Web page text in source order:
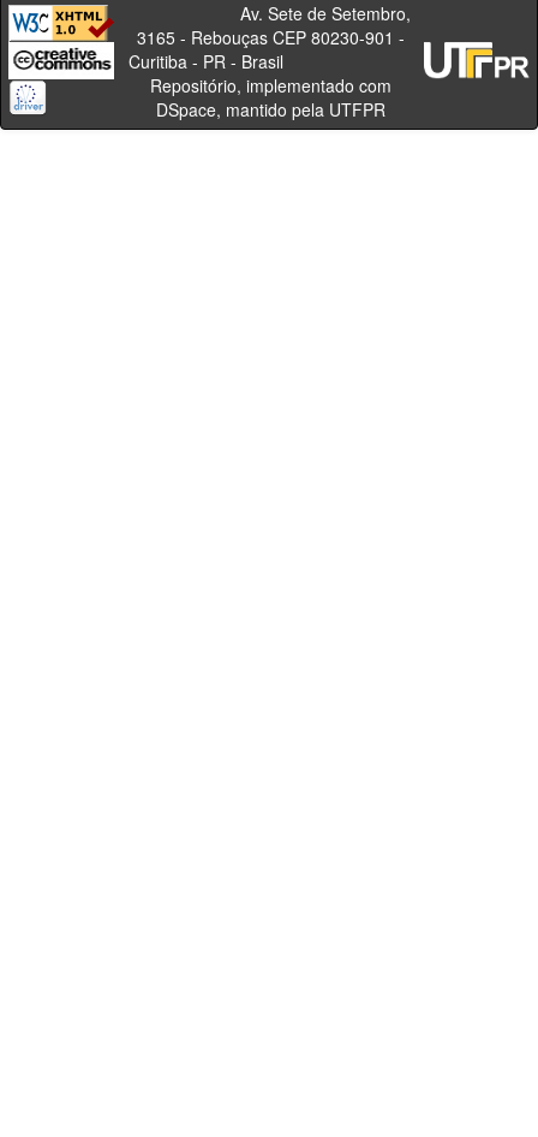
Av. Sete de Setembro,
3165 - Rebouças CEP 80230-901 -
Curitiba - PR - Brasil
Repositório, implementado com
DSpace, mantido pela UTFPR